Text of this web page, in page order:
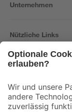
Unternehmen
Nützliche Links
Der toom Newsletter:
Zur Newsletter